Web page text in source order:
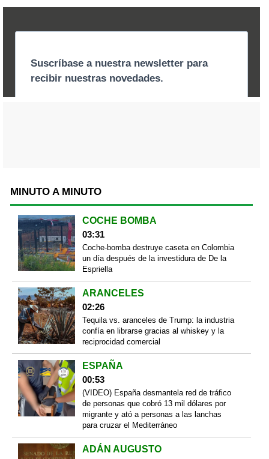
MINUTO A MINUTO
COCHE BOMBA
03:31
Coche-bomba destruye caseta en Colombia
un día después de la investidura de De la
Espriella
ARANCELES
02:26
Tequila vs. aranceles de Trump: la industria
confía en librarse gracias al whiskey y la
reciprocidad comercial
ESPAÑA
00:53
(VIDEO) España desmantela red de tráfico
de personas que cobró 13 mil dólares por
migrante y ató a personas a las lanchas
para cruzar el Mediterráneo
ADÁN AUGUSTO